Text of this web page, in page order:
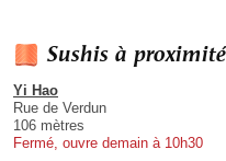
Sushis à proximité
Yi Hao
Rue de Verdun
106 mètres
Fermé, ouvre demain à 10h30